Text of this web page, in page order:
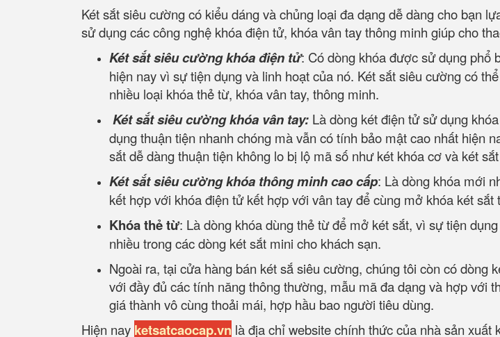
Két sắt siêu cường có kiểu dáng và chủng loại đa dạng dễ dàng cho bạn
sử dụng các công nghệ khóa điện tử, khóa vân tay thông minh giúp cho
Két sắt siêu cường khóa điện tử: Có dòng khóa được sử dụng phổ
hiện nay vì sự tiện dụng và linh hoạt của nó. Két sắt siêu cường có
nhiều loại khóa thẻ từ, khóa vân tay, thông minh.
Két sắt siêu cường khóa vân tay: Là dòng két điện tử sử dụng
dụng thuận tiện nhanh chóng mà vẫn có tính bảo mật cao nhất hiện
sắt dễ dàng thuận tiện không lo bị lộ mã số như két khóa cơ và két
Két sắt siêu cường khóa thông minh cao cấp: Là dòng khóa mới
kết hợp với khóa điện tử kết hợp với vân tay để cùng mở khóa két sắt
Khóa thẻ từ: Là dòng khóa dùng thẻ từ để mở két sắt, vì sự tiện
nhiều trong các dòng két sắt mini cho khách sạn.
Ngoài ra, tại cửa hàng bán két sắ siêu cường, chúng tôi còn có dòng
với đầy đủ các tính năng thông thường, mẫu mã đa dạng và hợp với
giá thành vô cùng thoải mái, hợp hầu bao người tiêu dùng.
Hiện nay ketsatcaocap.vn là địa chỉ website chính thức của nhà sản xuất